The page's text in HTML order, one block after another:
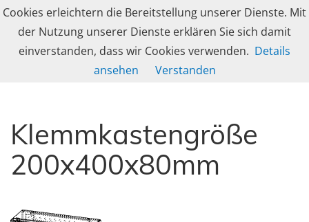
Skip to navigation
Skip to content
caleg group
Produzent und Lösungsanbieter für industrielle Gehäusetechnik,
DE-Serie – Klemmkästen
Klemmkastengröße
200x400x80mm
Cookies erleichtern die Bereitstellung unserer Dienste. Mit
der Nutzung unserer Dienste erklären Sie sich damit
einverstanden, dass wir Cookies verwenden. Details
ansehen
Verstanden